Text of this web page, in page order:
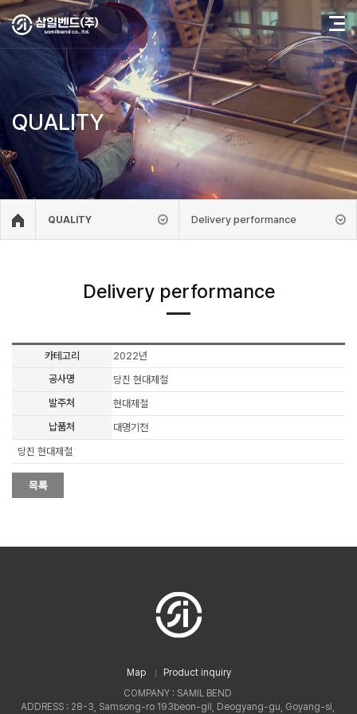
QUALITY
QUALITY Delivery performance
Delivery performance
카테고리
2022년
공사명
당진 현대제철
발주처
현대제철
납품처
대명기전
당진 현대제철
Map
Product inquiry
COMPANY : SAMIL BEND
ADDRESS : 28-3, Samsong-ro 193beon-gil, Deogyang-gu, Goyang-si,